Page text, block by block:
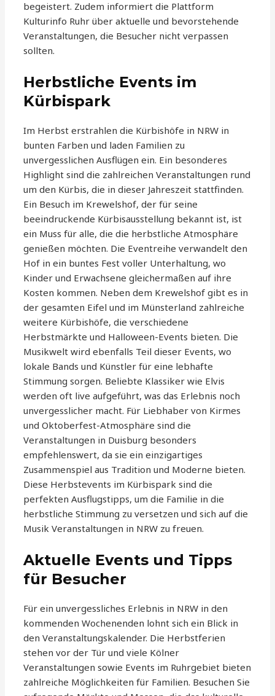
begeistert. Zudem informiert die Plattform
Kulturinfo Ruhr über aktuelle und bevorstehende
Veranstaltungen, die Besucher nicht verpassen
sollten.
Herbstliche Events im
Kürbispark
Im Herbst erstrahlen die Kürbishöfe in NRW in
bunten Farben und laden Familien zu
unvergesslichen Ausflügen ein. Ein besonderes
Highlight sind die zahlreichen Veranstaltungen rund
um den Kürbis, die in dieser Jahreszeit stattfinden.
Ein Besuch im Krewelshof, der für seine
beeindruckende Kürbisausstellung bekannt ist, ist
ein Muss für alle, die die herbstliche Atmosphäre
genießen möchten. Die Eventreihe verwandelt den
Hof in ein buntes Fest voller Unterhaltung, wo
Kinder und Erwachsene gleichermaßen auf ihre
Kosten kommen. Neben dem Krewelshof gibt es in
der gesamten Eifel und im Münsterland zahlreiche
weitere Kürbishöfe, die verschiedene
Herbstmärkte und Halloween-Events bieten. Die
Musikwelt wird ebenfalls Teil dieser Events, wo
lokale Bands und Künstler für eine lebhafte
Stimmung sorgen. Beliebte Klassiker wie Elvis
werden oft live aufgeführt, was das Erlebnis noch
unvergesslicher macht. Für Liebhaber von Kirmes
und Oktoberfest-Atmosphäre sind die
Veranstaltungen in Duisburg besonders
empfehlenswert, da sie ein einzigartiges
Zusammenspiel aus Tradition und Moderne bieten.
Diese Herbstevents im Kürbispark sind die
perfekten Ausflugstipps, um die Familie in die
herbstliche Stimmung zu versetzen und sich auf die
Musik Veranstaltungen in NRW zu freuen.
Aktuelle Events und Tipps
für Besucher
Für ein unvergessliches Erlebnis in NRW in den
kommenden Wochenenden lohnt sich ein Blick in
den Veranstaltungskalender. Die Herbstferien
stehen vor der Tür und viele Kölner
Veranstaltungen sowie Events im Ruhrgebiet bieten
zahlreiche Möglichkeiten für Familien. Besuchen Sie